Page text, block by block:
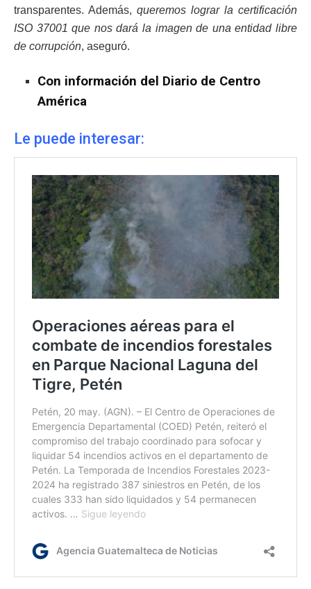
transparentes. Además, queremos lograr la certificación
ISO 37001 que nos dará la imagen de una entidad libre
de corrupción, aseguró.
Con información del Diario de Centro
América
Le puede interesar: